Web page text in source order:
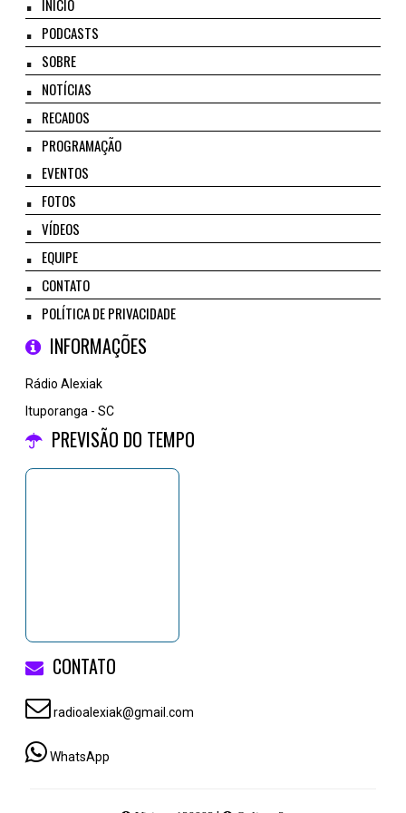
INÍCIO
PODCASTS
SOBRE
NOTÍCIAS
RECADOS
PROGRAMAÇÃO
EVENTOS
FOTOS
VÍDEOS
EQUIPE
CONTATO
POLÍTICA DE PRIVACIDADE
INFORMAÇÕES
Rádio Alexiak
Ituporanga - SC
PREVISÃO DO TEMPO
CONTATO
radioalexiak@gmail.com
WhatsApp